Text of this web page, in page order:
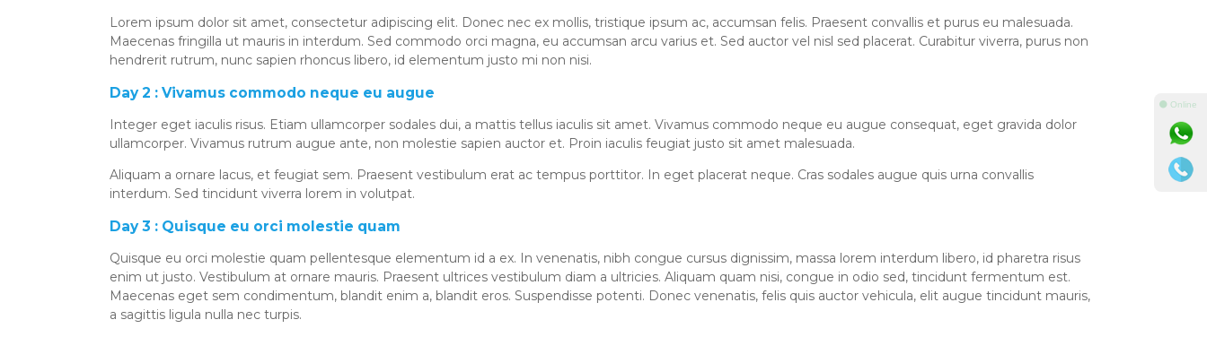
Lorem ipsum dolor sit amet, consectetur adipiscing elit. Donec nec ex mollis, tristique ipsum ac, accumsan felis. Praesent convallis et purus eu malesuada.
Maecenas fringilla ut mauris in interdum. Sed commodo orci magna, eu accumsan arcu varius et. Sed auctor vel nisl sed placerat. Curabitur viverra, purus non
hendrerit rutrum, nunc sapien rhoncus libero, id elementum justo mi non nisi.
Day 2 : Vivamus commodo neque eu augue
Integer eget iaculis risus. Etiam ullamcorper sodales dui, a mattis tellus iaculis sit amet. Vivamus commodo neque eu augue consequat, eget gravida dolor
ullamcorper. Vivamus rutrum augue ante, non molestie sapien auctor et. Proin iaculis feugiat justo sit amet malesuada.
Aliquam a ornare lacus, et feugiat sem. Praesent vestibulum erat ac tempus porttitor. In eget placerat neque. Cras sodales augue quis urna convallis
interdum. Sed tincidunt viverra lorem in volutpat.
Day 3 : Quisque eu orci molestie quam
Quisque eu orci molestie quam pellentesque elementum id a ex. In venenatis, nibh congue cursus dignissim, massa lorem interdum libero, id pharetra risus
enim ut justo. Vestibulum at ornare mauris. Praesent ultrices vestibulum diam a ultricies. Aliquam quam nisi, congue in odio sed, tincidunt fermentum est.
Maecenas eget sem condimentum, blandit enim a, blandit eros. Suspendisse potenti. Donec venenatis, felis quis auctor vehicula, elit augue tincidunt mauris,
a sagittis ligula nulla nec turpis.
⚫ Online